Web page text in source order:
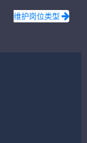
维护岗位类型